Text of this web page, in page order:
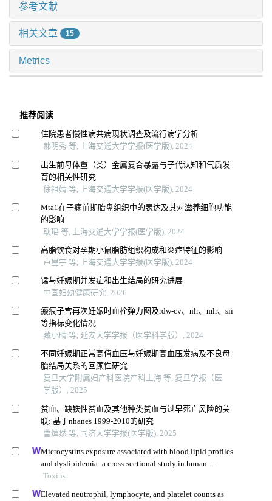
参考文献
相关文章 15
Metrics
推荐阅读
住院患者慢性病共病现状调查及流行病学分析
郝明秀 等, 上海交通大学学报(医学版), 2024
出生前母体重（类）金属复合暴露与子代认知和气质发
育的相关性研究
徐祖婧 等, 上海交通大学学报(医学版), 2024
Mta1在子痫前期胎盘组织中的表达及其对滋养细胞功能
的影响
耿瑶 等, 上海交通大学学报(医学版), 2024
高脂饮食对孕期小鼠脂肪组织构成和炎症特征的影响
卢星宇 等, 上海交通大学学报(医学版), 2024
锰与妊娠期并发症和出生结局的研究进展
中国妇幼健康研究, 2026
瘢痕子宫再次妊娠时血栓弹力图及rdw-cv、nlr、mlr、sii
等指标变化情况
藏小晴 等, 延安大学学报（医学科学版）, 2024
不同妊娠期正常高值血压与妊娠期高血压发病及不良母
胎结局关系的回顾性研究
复旦大学附属妇产科医院产科上海 等, 复旦学报（医
学版）, 2025
贫血、缺铁性贫血及其他种类贫血与过早死亡风险的关
联: 基于nhanes 1999-2010的研究
曹焯然 等, 同济大学学报(医学版), 2025
Microcystins exposure associated with blood lipid profiles
and dyslipidemia: a cross-sectional study in hunan
province, china
Toxins
Elevated neutrophil, lymphocyte, and platelet counts as